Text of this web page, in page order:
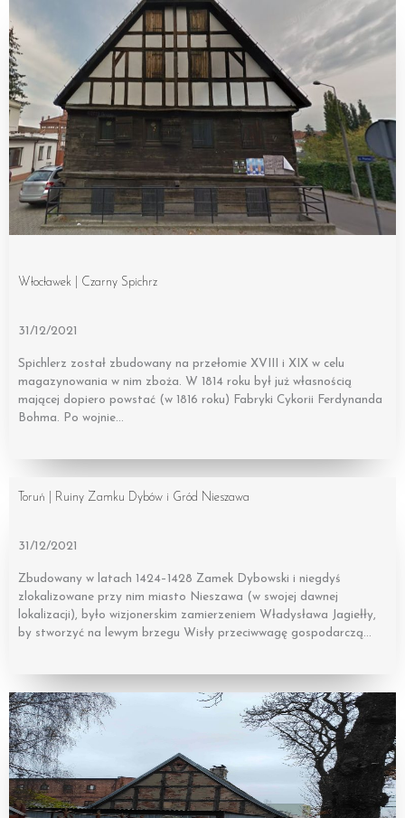
Włocławek | Czarny Spichrz
31/12/2021
Spichlerz został zbudowany na przełomie XVIII i XIX w celu
magazynowania w nim zboża. W 1814 roku był już własnością
mającej dopiero powstać (w 1816 roku) Fabryki Cykorii Ferdynanda
Bohma. Po wojnie…
Toruń | Ruiny Zamku Dybów i Gród Nieszawa
31/12/2021
Zbudowany w latach 1424–1428 Zamek Dybowski i niegdyś
zlokalizowane przy nim miasto Nieszawa (w swojej dawnej
lokalizacji), było wizjonerskim zamierzeniem Władysława Jagiełły,
by stworzyć na lewym brzegu Wisły przeciwwagę gospodarczą…